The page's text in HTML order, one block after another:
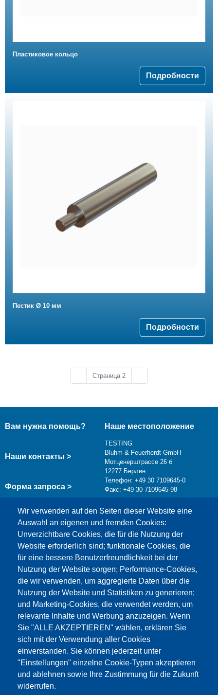
Пластиковое кольцо
Подробности
Пестик Ø 10 мм
Подробности
Предыдущая страница
Страница 2
Wir verwenden auf den Seiten dieser Website eine
Auswahl an eigenen und fremden Cookies:
Unverzichtbare Cookies, die für die Nutzung der
Website erforderlich sind; funktionale Cookies, die
für eine bessere Benutzerfreundlichkeit bei der
Nutzung der Website sorgen; Performance-Cookies,
die wir verwenden, um aggregierte Daten über die
Nutzung der Website und Statistiken zu generieren;
und Marketing-Cookies, die verwendet werden, um
relevante Inhalte und Werbung anzuzeigen. Wenn
Sie "ALLE AKZEPTIEREN" wählen, erklären Sie
sich mit der Verwendung aller Cookies
einverstanden. Sie können jederzeit unter
"Einstellungen" einzelne Cookie-Typen akzeptieren
und ablehnen sowie Ihre Zustimmung für die Zukunft
widerrufen.
Вам нужна помощь?
Наши контакты >
Форма запроса >
Наше местоположение
TESTING
Bluhm & Feuerherdt GmbH
Мотценерштрассе 26 б
12277 Берлин
Телефон: +49 30 7109645-0
Факс: +49 30 7109645-98
info@testing.de
Этот материал заблокирован, потому что
файлы cookie Google Maps не были приняты.
НЕОБХОДИМО ПРИНЯТЬ ТОЛЬКО
ФАЙЛЫ COOKIE GOOGLE MAPS.
Alle Cookies akzeptieren